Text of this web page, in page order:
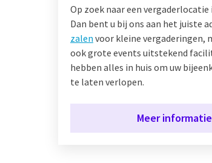
Op zoek naar een vergaderlocatie
Dan bent u bij ons aan het juiste
zalen voor kleine vergaderingen,
ook grote events uitstekend
hebben alles in huis om uw
te laten verlopen.
Meer informatie